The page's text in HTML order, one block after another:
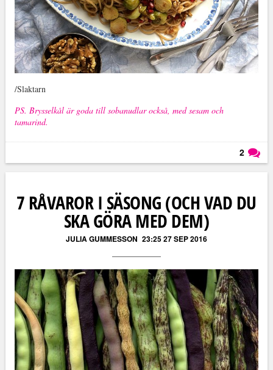
/Slaktarn
PS. Brysselkål är goda till sobanudlar också, med sesam och
tamarind.
2
7 RÅVAROR I SÄSONG (OCH VAD DU
SKA GÖRA MED DEM)
JULIA GUMMESSON 23:25 27 SEP 2016